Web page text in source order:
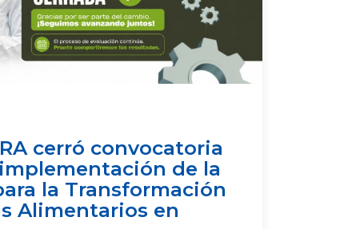
cerró convocatoria
de la
la Transformación
Alimentarios en